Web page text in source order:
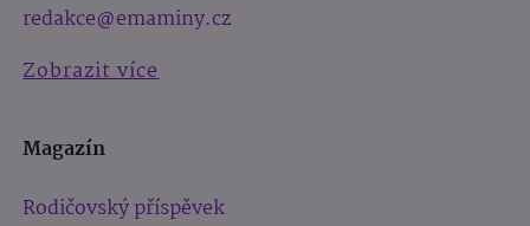
redakce@emaminy.cz
Zobrazit více
Magazín
Rodičovský příspěvek